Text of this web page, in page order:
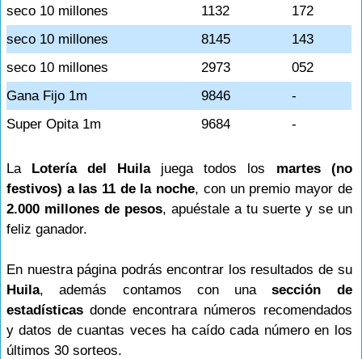
seco 10 millones
1132
172
seco 10 millones
8145
143
seco 10 millones
2973
052
Gana Fijo 1m
9846
-
Super Opita 1m
9684 -
La Lotería del Huilajuega todos los martes (no
festivos) a las 11 de la noche, con un premio mayor de
2.000 millones de pesos, apuéstale a tu suerte y se un
feliz ganador.
En nuestra página podrás encontrar los resultados de su
Huila, además contamos con unasección de
estadísticas donde encontrara números recomendados
y datos de cuantas veces ha caído cada número en los
últimos 30 sorteos.